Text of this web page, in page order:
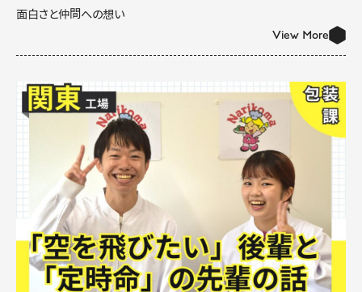
面白さと仲間への想い
View More